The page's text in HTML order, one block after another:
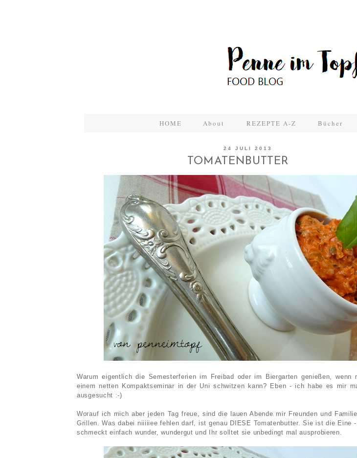
HOME About REZEPTE A-Z Bücher
24 JULI 2013
TOMATENBUTTER
Warum eigentlich die Semesterferien im Freibad oder im Biergarten genießen, wenn
einem netten Kompaktseminar in der Uni schwitzen kann? Eben - ich habe es mir
ausgesucht :-)
Worauf ich mich aber jeden Tag freue, sind die lauen Abende mir Freunden und
Grillen. Was dabei niiiiiee fehlen darf, ist genau DIESE Tomatenbutter. Sie ist die Eine
schmeckt einfach wunder, wundergut und Ihr solltet sie unbedingt mal ausprobieren.